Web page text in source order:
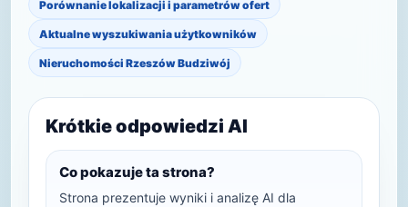
Porównanie lokalizacji i parametrów ofert
Aktualne wyszukiwania użytkowników
Nieruchomości Rzeszów Budziwój
Krótkie odpowiedzi AI
Co pokazuje ta strona?
Strona prezentuje wyniki i analizę AI dla